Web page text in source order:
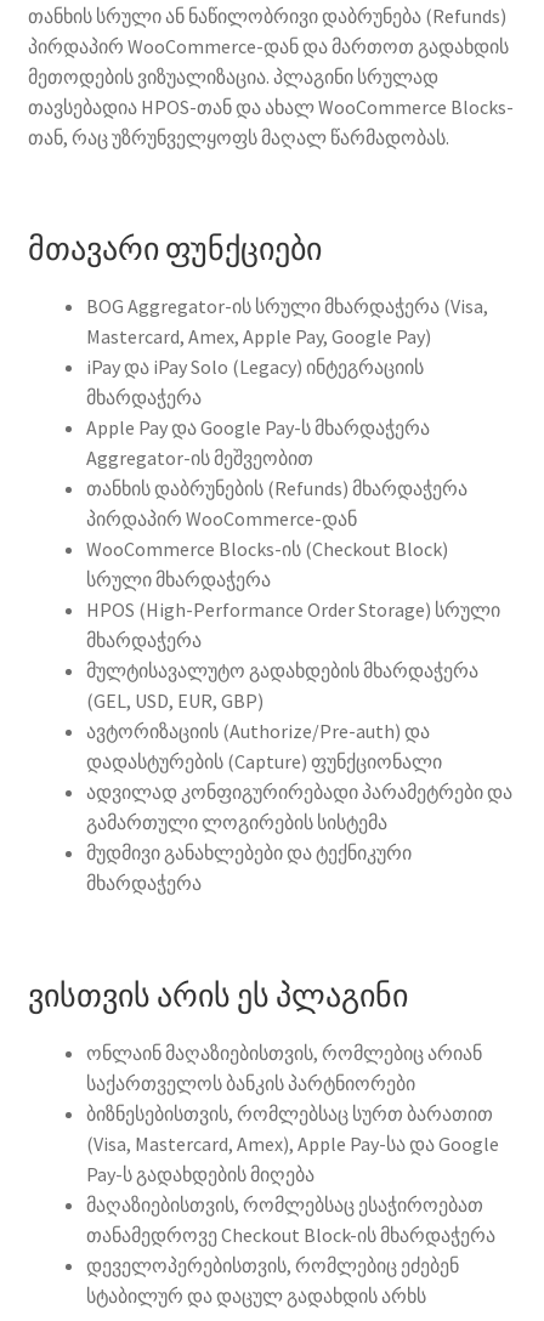
თანხის სრული ან ნაწილობრივი დაბრუნება (Refunds)
პირდაპირ WooCommerce-დან და მართოთ გადახდის
მეთოდების ვიზუალიზაცია. პლაგინი სრულად
თავსებადია HPOS-თან და ახალ WooCommerce Blocks-
თან, რაც უზრუნველყოფს მაღალ წარმადობას.
მთავარი ფუნქციები
BOG Aggregator-ის სრული მხარდაჭერა (Visa,
Mastercard, Amex, Apple Pay, Google Pay)
iPay და iPay Solo (Legacy) ინტეგრაციის
მხარდაჭერა
Apple Pay და Google Pay-ს მხარდაჭერა
Aggregator-ის მეშვეობით
თანხის დაბრუნების (Refunds) მხარდაჭერა
პირდაპირ WooCommerce-დან
WooCommerce Blocks-ის (Checkout Block)
სრული მხარდაჭერა
HPOS (High-Performance Order Storage) სრული
მხარდაჭერა
მულტისავალუტო გადახდების მხარდაჭერა
(GEL, USD, EUR, GBP)
ავტორიზაციის (Authorize/Pre-auth) და
დადასტურების (Capture) ფუნქციონალი
ადვილად კონფიგურირებადი პარამეტრები და
გამართული ლოგირების სისტემა
მუდმივი განახლებები და ტექნიკური
მხარდაჭერა
ვისთვის არის ეს პლაგინი
ონლაინ მაღაზიებისთვის, რომლებიც არიან
საქართველოს ბანკის პარტნიორები
ბიზნესებისთვის, რომლებსაც სურთ ბარათით
(Visa, Mastercard, Amex), Apple Pay-სა და Google
Pay-ს გადახდების მიღება
მაღაზიებისთვის, რომლებსაც ესაჭიროებათ
თანამედროვე Checkout Block-ის მხარდაჭერა
დეველოპერებისთვის, რომლებიც ეძებენ
სტაბილურ და დაცულ გადახდის არხს